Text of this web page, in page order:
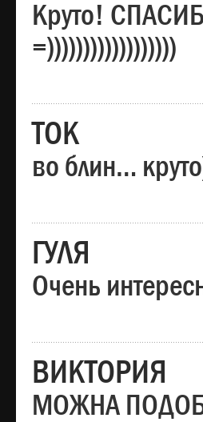
Круто!
=))))))))))))))))))
ТОК
во блин…
ГУЛЯ
Очень
ВИКТОРИЯ
МОЖНА